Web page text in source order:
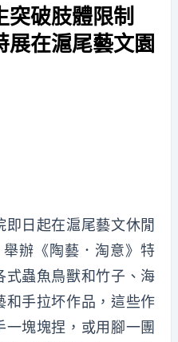
突破肢體限制
展在滬尾藝文園
日起在滬尾藝文休閒
辦《陶藝．淘意》特
式蟲魚鳥獸和竹子、海
和手拉坏作品，這些作
塊塊捏，或用腳一團